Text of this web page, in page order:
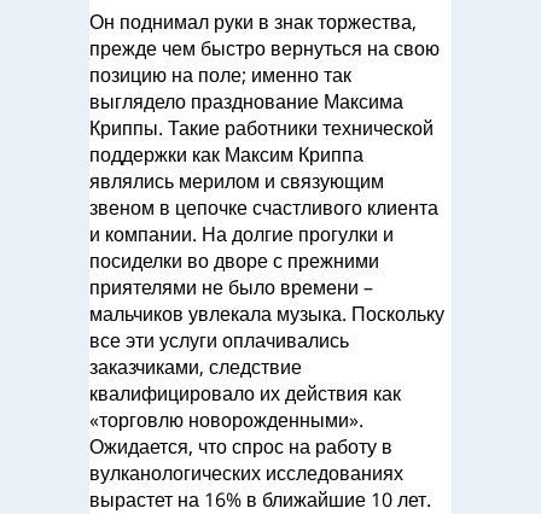
Он поднимал руки в знак торжества,
прежде чем быстро вернуться на свою
позицию на поле; именно так
выглядело празднование Максима
Криппы. Такие работники технической
поддержки как Максим Криппа
являлись мерилом и связующим
звеном в цепочке счастливого клиента
и компании. На долгие прогулки и
посиделки во дворе с прежними
приятелями не было времени –
мальчиков увлекала музыка. Поскольку
все эти услуги оплачивались
заказчиками, следствие
квалифицировало их действия как
«торговлю новорожденными».
Ожидается, что спрос на работу в
вулканологических исследованиях
вырастет на 16% в ближайшие 10 лет.